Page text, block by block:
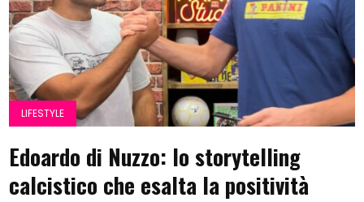
LIFESTYLE
Edoardo di Nuzzo: lo storytelling
calcistico che esalta la positività